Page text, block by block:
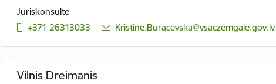
Juriskonsulte
+371 26313033
E-pasts:
Kristine.Buracevska@vsaczemgale.gov.lv
Vilnis Dreimanis